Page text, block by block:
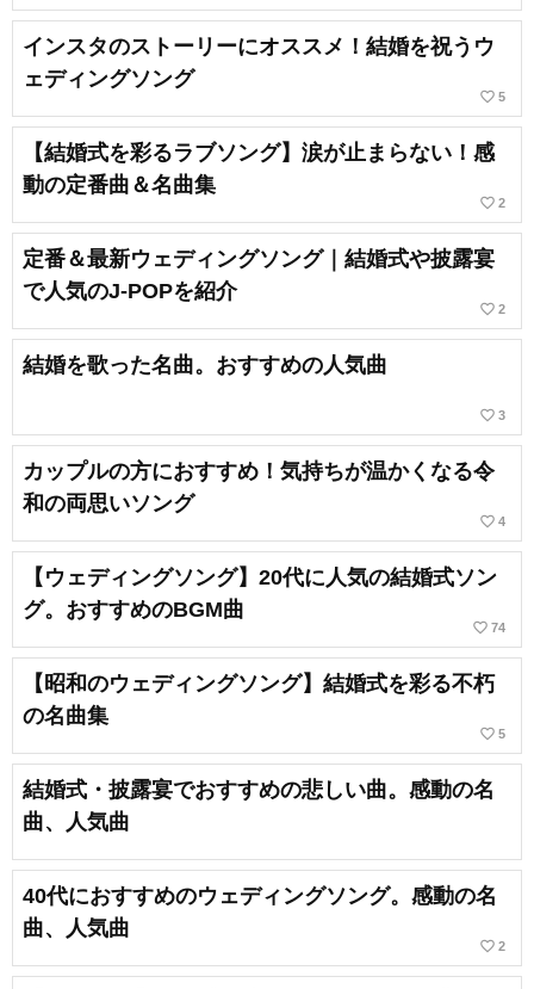
インスタのストーリーにオススメ！結婚を祝うウ
ェディングソング
favorite_border 5
【結婚式を彩るラブソング】涙が止まらない！感
動の定番曲＆名曲集
favorite_border 2
定番＆最新ウェディングソング｜結婚式や披露宴
で人気のJ-POPを紹介
favorite_border 2
結婚を歌った名曲。おすすめの人気曲
favorite_border 3
カップルの方におすすめ！気持ちが温かくなる令
和の両思いソング
favorite_border 4
【ウェディングソング】20代に人気の結婚式ソン
グ。おすすめのBGM曲
favorite_border 74
【昭和のウェディングソング】結婚式を彩る不朽
の名曲集
favorite_border 5
結婚式・披露宴でおすすめの悲しい曲。感動の名
曲、人気曲
40代におすすめのウェディングソング。感動の名
曲、人気曲
favorite_border 2